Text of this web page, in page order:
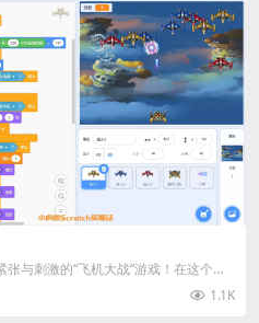
张与刺激的“飞机大战”游戏！在这个游
一名勇敢的飞行员...
1.1K